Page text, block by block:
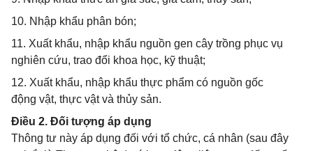
10. Nhập khẩu phân bón;
11. Xuất khẩu, nhập khẩu nguồn gen cây trồng phục vụ
nghiên cứu, trao đổi khoa học, kỹ thuật;
12. Xuất khẩu, nhập khẩu thực phẩm có nguồn gốc
động vật, thực vật và thủy sản.
Điều 2. Đối tượng áp dụng
Thông tư này áp dụng đối với tổ chức, cá nhân (sau đây